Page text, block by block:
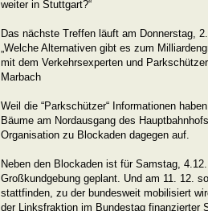
weiter in Stuttgart?“
Das nächste Treffen läuft am Donnerstag,
„Welche Alternativen gibt es zum
mit dem Verkehrsexperten und
Marbach
Weil die “Parkschützer“ Informationen
Bäume am Nordausgang des
Organisation zu Blockaden dagegen auf.
Neben den Blockaden ist für Samstag,
Großkundgebung geplant. Und am 11. 12.
stattfinden, zu der bundesweit mobilisiert
der Linksfraktion im Bundestag finanzierter